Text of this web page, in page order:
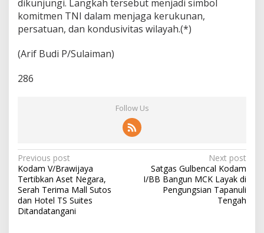
dikunjungi. Langkah tersebut menjadi simbol
komitmen TNI dalam menjaga kerukunan,
persatuan, dan kondusivitas wilayah.(*)
(Arif Budi P/Sulaiman)
286
Follow Us
P
o
s
t
Previous post
Kodam V/Brawijaya
Tertibkan Aset Negara,
Serah Terima Mall Sutos
dan Hotel TS Suites
Ditandatangani
Next post
Satgas Gulbencal Kodam
I/BB Bangun MCK Layak di
Pengungsian Tapanuli
Tengah